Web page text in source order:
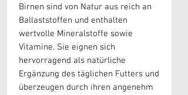
Birnen sind von Natur aus reich an
Ballaststoffen und enthalten
wertvolle Mineralstoffe sowie
Vitamine. Sie eignen sich
hervorragend als natürliche
Ergänzung des täglichen Futters und
überzeugen durch ihren angenehm